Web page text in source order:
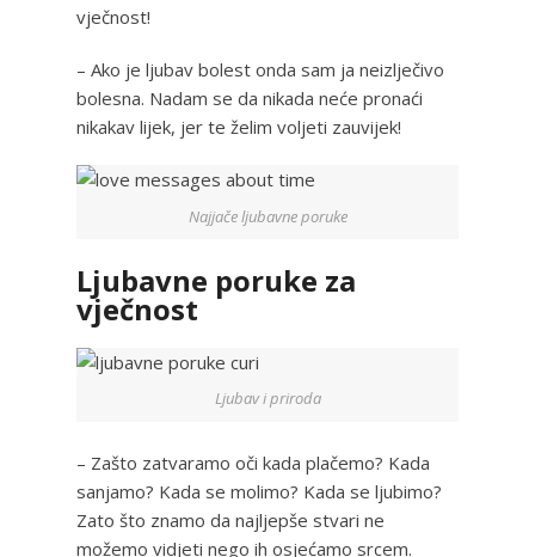
vječnost!
– Ako je ljubav bolest onda sam ja neizlječivo
bolesna. Nadam se da nikada neće pronaći
nikakav lijek, jer te želim voljeti zauvijek!
Najjače ljubavne poruke
Ljubavne poruke za
vječnost
Ljubav i priroda
– Zašto zatvaramo oči kada plačemo? Kada
sanjamo? Kada se molimo? Kada se ljubimo?
Zato što znamo da najljepše stvari ne
možemo vidjeti nego ih osjećamo srcem.